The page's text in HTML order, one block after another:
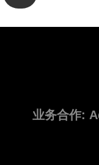
业务合作: